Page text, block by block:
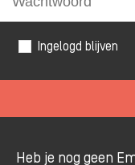
Ingelogd blijven
Heb je nog geen